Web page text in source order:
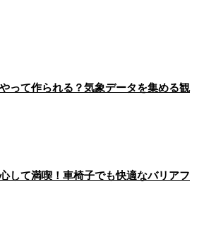
って作られる？気象データを集める観
して満喫！車椅子でも快適なバリアフ